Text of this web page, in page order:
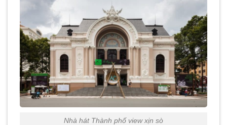
Nhà hát Thành phố view xịn sò